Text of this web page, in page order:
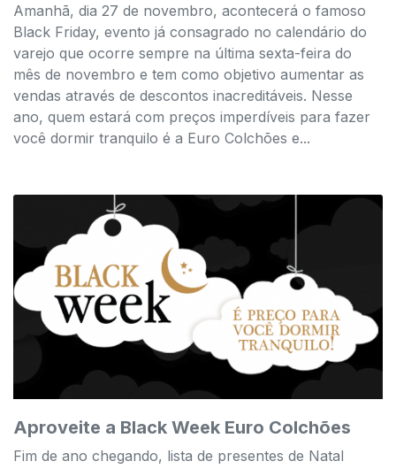
Amanhã, dia 27 de novembro, acontecerá o famoso
Black Friday, evento já consagrado no calendário do
varejo que ocorre sempre na última sexta-feira do
mês de novembro e tem como objetivo aumentar as
vendas através de descontos inacreditáveis. Nesse
ano, quem estará com preços imperdíveis para fazer
você dormir tranquilo é a Euro Colchões e...
Aproveite a Black Week Euro Colchões
Fim de ano chegando, lista de presentes de Natal